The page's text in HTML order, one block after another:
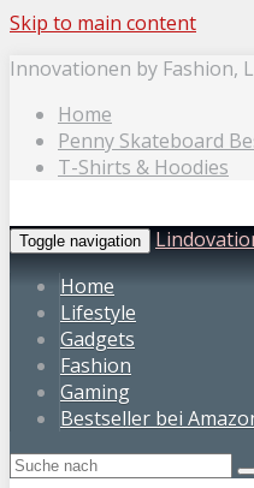
Skip to main content
Innovationen by Fashion,
Home
Penny Skateboard
T-Shirts & Hoodies
Toggle navigation
Home
Lifestyle
Gadgets
Fashion
Gaming
Bestseller bei